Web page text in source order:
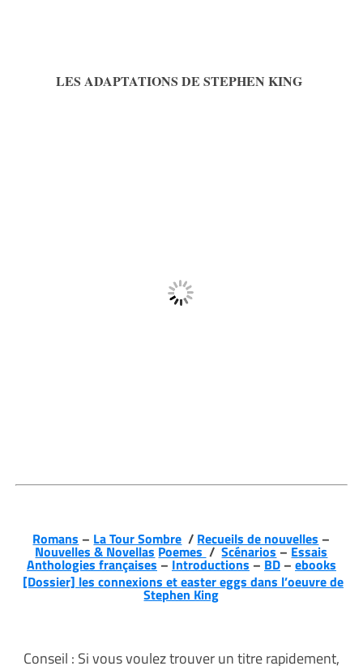
LES ADAPTATIONS DE STEPHEN KING
Romans – La Tour Sombre / Recueils de nouvelles –
Nouvelles & NovellasPoemes/Scénarios–Essais
Anthologies françaises–Introductions–BD–ebooks
[Dossier] les connexions et easter eggs dans l’oeuvre de
Stephen King
Conseil : Si vous voulez trouver un titre rapidement,